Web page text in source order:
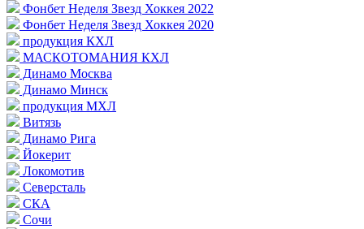
Фонбет Неделя Звезд Хоккея 2022
Фонбет Неделя Звезд Хоккея 2020
продукция КХЛ
МАСКОТОМАНИЯ КХЛ
Динамо Москва
Динамо Минск
продукция МХЛ
Витязь
Динамо Рига
Йокерит
Локомотив
Северсталь
СКА
Сочи